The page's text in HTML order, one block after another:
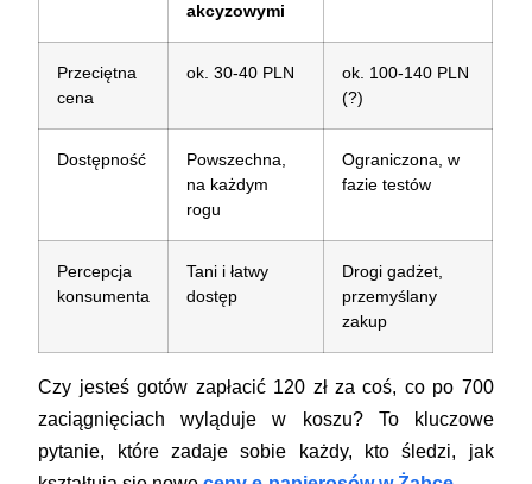
akcyzowymi
Przeciętna
cena
ok. 30-40 PLN
ok. 100-140 PLN
(?)
Dostępność
Powszechna,
na każdym
rogu
Ograniczona, w
fazie testów
Percepcja
konsumenta
Tani i łatwy
dostęp
Drogi gadżet,
przemyślany
zakup
Czy jesteś gotów zapłacić 120 zł za coś, co po 700
zaciągnięciach wyląduje w koszu? To kluczowe
pytanie, które zadaje sobie każdy, kto śledzi, jak